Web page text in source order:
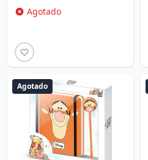
Agotado
Agotado